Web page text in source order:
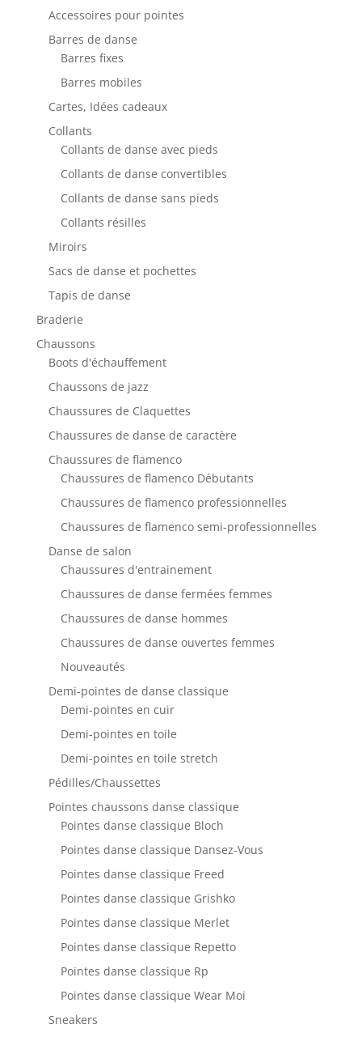
Accessoires pour pointes
Barres de danse
Barres fixes
Barres mobiles
Cartes, Idées cadeaux
Collants
Collants de danse avec pieds
Collants de danse convertibles
Collants de danse sans pieds
Collants résilles
Miroirs
Sacs de danse et pochettes
Tapis de danse
Braderie
Chaussons
Boots d'échauffement
Chaussons de jazz
Chaussures de Claquettes
Chaussures de danse de caractère
Chaussures de flamenco
Chaussures de flamenco Débutants
Chaussures de flamenco professionnelles
Chaussures de flamenco semi-professionnelles
Danse de salon
Chaussures d'entrainement
Chaussures de danse fermées femmes
Chaussures de danse hommes
Chaussures de danse ouvertes femmes
Nouveautés
Demi-pointes de danse classique
Demi-pointes en cuir
Demi-pointes en toile
Demi-pointes en toile stretch
Pédilles/Chaussettes
Pointes chaussons danse classique
Pointes danse classique Bloch
Pointes danse classique Dansez-Vous
Pointes danse classique Freed
Pointes danse classique Grishko
Pointes danse classique Merlet
Pointes danse classique Repetto
Pointes danse classique Rp
Pointes danse classique Wear Moi
Sneakers